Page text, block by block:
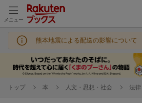
メニュー
熊本地震による配送の影響について
トップ 本 人文・思想・社会 法律